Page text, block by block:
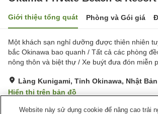
Giới thiệu tổng quát Phòng và Gói giá
Một khách sạn nghỉ dưỡng được thiên nhiên
bắc Okinawa bao quanh / Tất cả các phòng
nông thôn và biệt thự / Xe buýt đưa đón miễn
Làng Kunigami, Tỉnh Okinawa, Nhật Bản
Hiển thị trên bản đồ
Tuyệt vời Đánh giá:269lượt
Website này sử dụng cookie để nâng cao trải